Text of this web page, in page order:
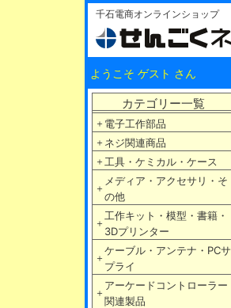
千石電商オンラインショップ
ようこそ ゲスト さん
カテゴリー一覧
＋ 電子工作部品
＋ ネジ関連商品
＋ 工具・ケミカル・ケース
＋
メディア・アクセサリ・そ
の他
＋
工作キット・模型・書籍・
3Dプリンター
＋
ケーブル・アンテナ・PCサ
プライ
＋
アーケードコントローラー
関連製品